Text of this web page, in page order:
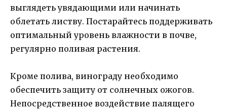
выглядеть увядающими или начинать
облетать листву. Постарайтесь поддерживать
оптимальный уровень влажности в почве,
регулярно поливая растения.
Кроме полива, винограду необходимо
обеспечить защиту от солнечных ожогов.
Непосредственное воздействие палящего